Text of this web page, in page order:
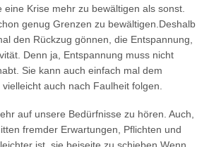
Krise mehr zu bewältigen als sonst.
genug Grenzen zu bewältigen.Deshalb
den Rückzug gönnen, die Entspannung,
Denn ja, Entspannung muss nicht
Sie kann auch einfach mal dem
auch nach Faulheit folgen.
auf unsere Bedürfnisse zu hören. Auch,
fremder Erwartungen, Pflichten und